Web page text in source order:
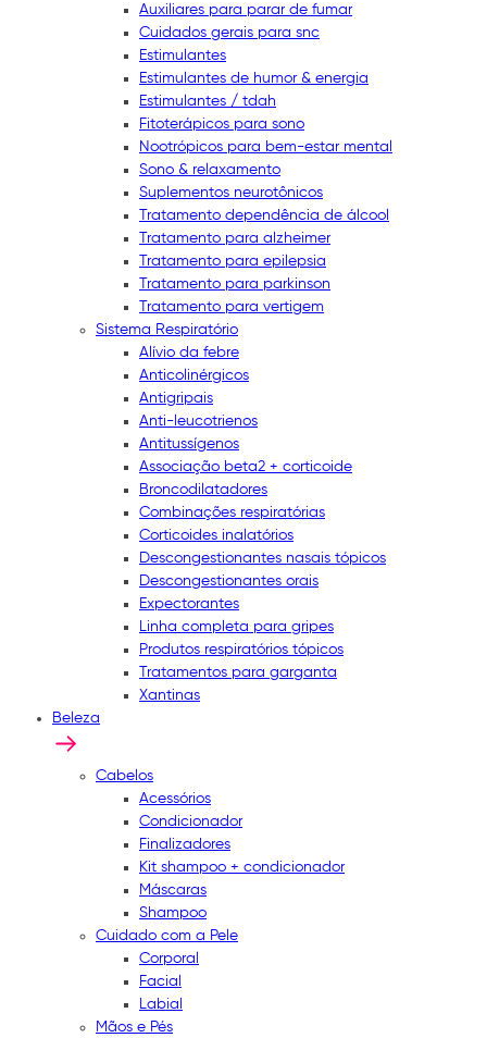
Auxiliares para parar de fumar
Cuidados gerais para snc
Estimulantes
Estimulantes de humor & energia
Estimulantes / tdah
Fitoterápicos para sono
Nootrópicos para bem-estar mental
Sono & relaxamento
Suplementos neurotônicos
Tratamento dependência de álcool
Tratamento para alzheimer
Tratamento para epilepsia
Tratamento para parkinson
Tratamento para vertigem
Sistema Respiratório
Alívio da febre
Anticolinérgicos
Antigripais
Anti-leucotrienos
Antitussígenos
Associação beta2 + corticoide
Broncodilatadores
Combinações respiratórias
Corticoides inalatórios
Descongestionantes nasais tópicos
Descongestionantes orais
Expectorantes
Linha completa para gripes
Produtos respiratórios tópicos
Tratamentos para garganta
Xantinas
Beleza
Cabelos
Acessórios
Condicionador
Finalizadores
Kit shampoo + condicionador
Máscaras
Shampoo
Cuidado com a Pele
Corporal
Facial
Labial
Mãos e Pés